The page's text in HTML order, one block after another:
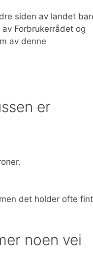
siden av landet
Forbrukerrådet og
av denne
er
det holder ofte fint
noen vei